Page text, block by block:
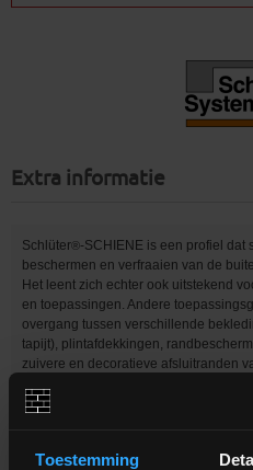
Toestemming
Extra informatie
Schlüter®-SCHIENE is een profiel dat
beschermen en verfraaien van de
Het leent zich echter ook uitstekend
en toepassingen. Andere
overgang tussen verschillende
tapijt), plintafdekkingen,
zuivere en decoratieve afsluitranden
voor bekledingsmaterialen zoals
De belastingen die ter hoogte van de